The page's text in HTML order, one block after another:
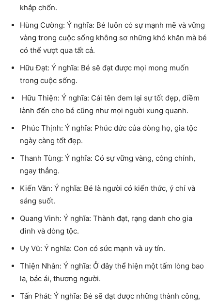
khắp chốn.
Hùng Cường: Ý nghĩa: Bé luôn có sự mạnh mẽ và vững
vàng trong cuộc sống không sơ những khó khăn mà bé
có thể vượt qua tất cả.
Hữu Đạt: Ý nghĩa: Bé sẽ đạt được mọi mong muốn
trong cuộc sống.
Hữu Thiện: Ý nghĩa: Cái tên đem lại sự tốt đẹp, điềm
lành đến cho bé cũng như mọi người xung quanh.
Phúc Thịnh: Ý nghĩa: Phúc đức của dòng họ, gia tộc
ngày càng tốt đẹp.
Thanh Tùng: Ý nghĩa: Có sự vững vàng, công chính,
ngay thẳng.
Kiến Văn: Ý nghĩa: Bé là người có kiến thức, ý chí và
sáng suốt.
Quang Vinh: Ý nghĩa: Thành đạt, rạng danh cho gia
đình và dòng tộc.
Uy Vũ: Ý nghĩa: Con có sức mạnh và uy tín.
Thiện Nhân: Ý nghĩa: Ở đây thể hiện một tấm lòng bao
la, bác ái, thương người.
Tấn Phát: Ý nghĩa: Bé sẽ đạt được những thành công,